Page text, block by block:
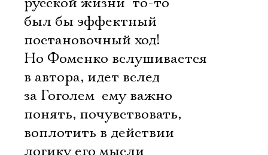
был бы эффектный
постановочный ход!
Но Фоменко вслушивается
в автора, идет вслед
за Гоголем  ему важно
понять, почувствовать,
воплотить в действии
логику его мысли